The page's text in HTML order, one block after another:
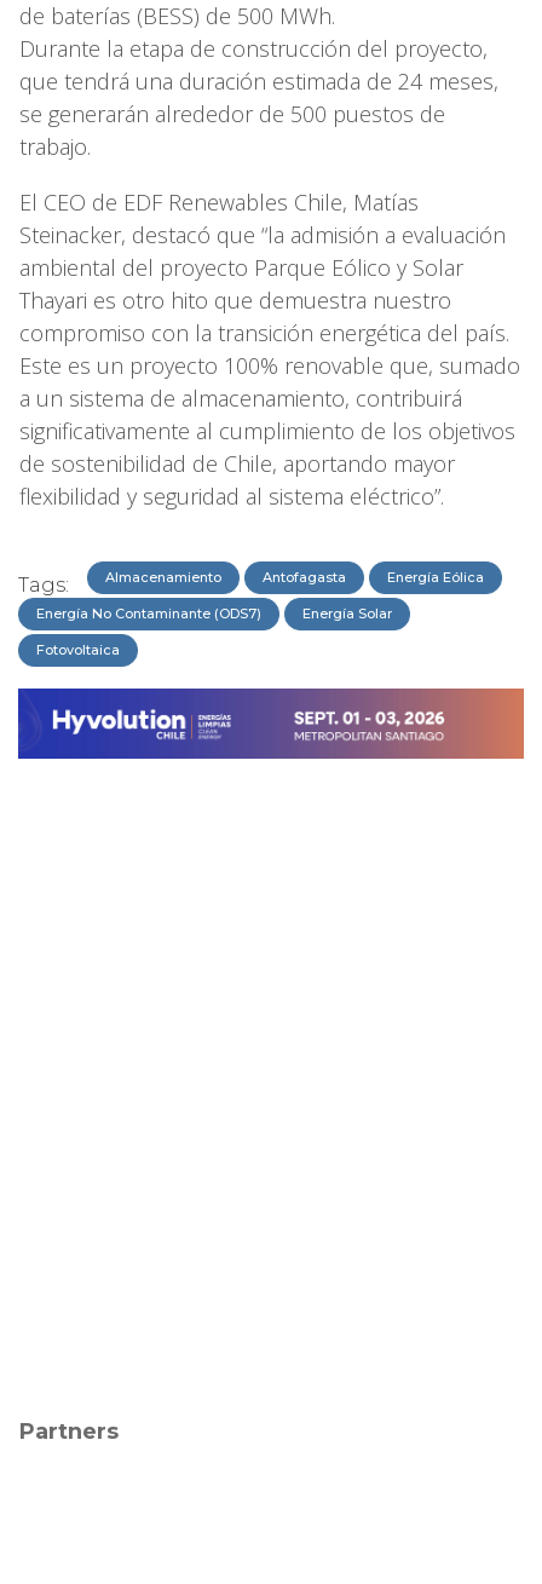
de baterías (BESS) de 500 MWh.
Durante la etapa de construcción del proyecto,
que tendrá una duración estimada de 24 meses,
se generarán alrededor de 500 puestos de
trabajo.
El CEO de EDF Renewables Chile, Matías
Steinacker, destacó que “la admisión a evaluación
ambiental del proyecto Parque Eólico y Solar
Thayari es otro hito que demuestra nuestro
compromiso con la transición energética del país.
Este es un proyecto 100% renovable que, sumado
a un sistema de almacenamiento, contribuirá
significativamente al cumplimiento de los objetivos
de sostenibilidad de Chile, aportando mayor
flexibilidad y seguridad al sistema eléctrico”.
Tags: Almacenamiento Antofagasta Energía Eólica
Energía No Contaminante (ODS7) Energía Solar
Fotovoltaica
Partners